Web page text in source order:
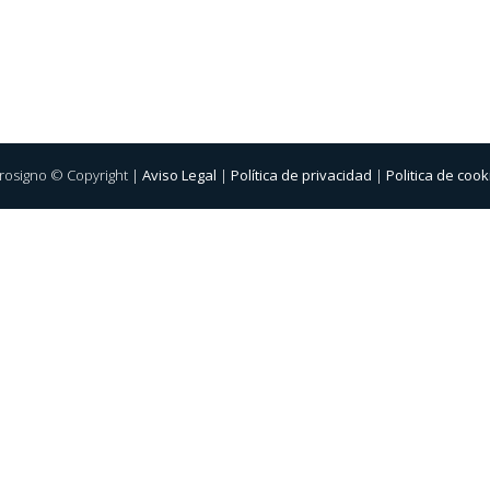
© Copyright | Aviso Legal | Política de privacidad | Politica de